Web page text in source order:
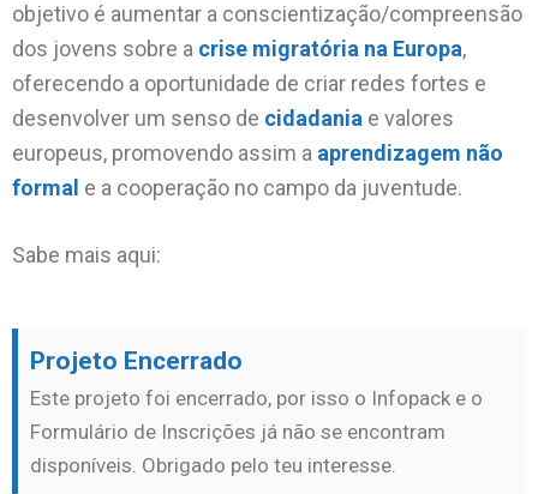
objetivo é aumentar a conscientização/compreensão
dos jovens sobre a crise migratória na Europa,
oferecendo a oportunidade de criar redes fortes e
desenvolver um senso de cidadania e valores
europeus, promovendo assim a aprendizagem não
formal e a cooperação no campo da juventude.
Sabe mais aqui:
Projeto Encerrado
Este projeto foi encerrado, por isso o Infopack e o
Formulário de Inscrições já não se encontram
disponíveis. Obrigado pelo teu interesse.